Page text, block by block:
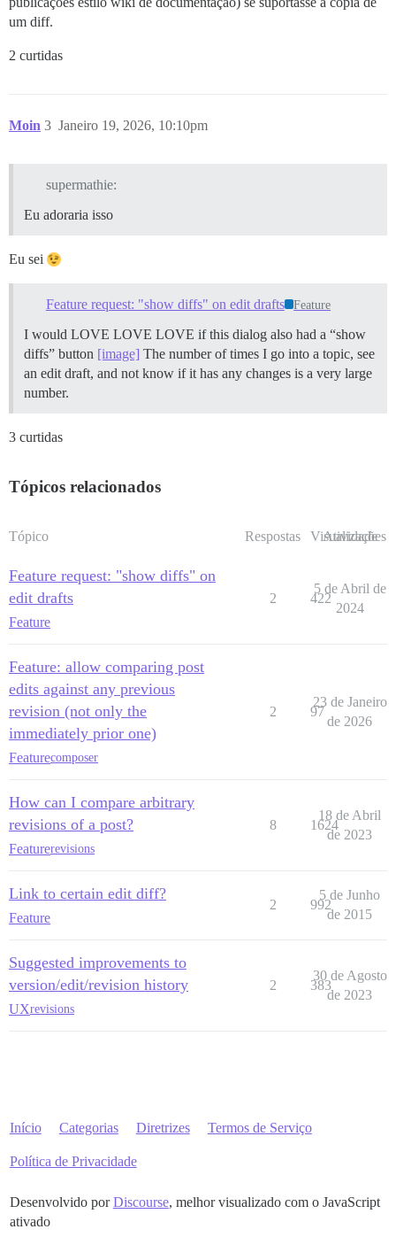
um diff.
2 curtidas
Moin Janeiro 19, 2026, 10:10pm
3
supermathie:
Eu adoraria isso
Eu sei
Feature request: "show diffs" on edit drafts Feature
I would LOVE LOVE LOVE if this dialog also had a “show
diffs” button [image] The number of times I go into a topic, see
an edit draft, and not know if it has any changes is a very large
number.
3 curtidas
Tópicos relacionados
Tópico Respostas Visualizações
Atividade
Feature request: "show diffs" on
edit drafts
Feature
2 422
5 de Abril de
2024
Feature: allow comparing post
edits against any previous
revision (not only the
immediately prior one)
Featurecomposer
2 97
23 de Janeiro
de 2026
How can I compare arbitrary
revisions of a post?
Featurerevisions
8 1624
18 de Abril
de 2023
Link to certain edit diff?
Feature
2 992
5 de Junho
de 2015
Suggested improvements to
version/edit/revision history
UXrevisions
2 383
30 de Agosto
de 2023
Início Categorias Diretrizes Termos de Serviço
Política de Privacidade
Desenvolvido porDiscourse, melhor visualizado com o JavaScript
ativado